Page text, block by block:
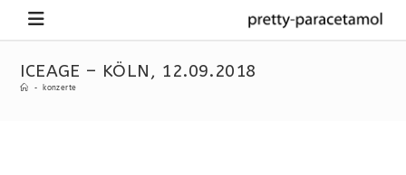
ICEAGE – KÖLN, 12.09.2018
- konzerte